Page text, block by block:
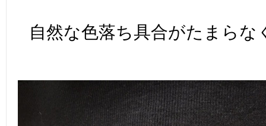
自然な色落ち具合がたまらな